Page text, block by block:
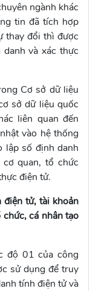
ngành khác
tin đã tích hợp
thay đổi thì được
và xác thực
Cơ sở dữ liệu
sở dữ liệu quốc
liên quan đến
vào hệ thống
lập số định danh
quan, tổ chức
điện tử.
tử, tài khoản
cá nhân tạo
độ 01 của công
sử dụng để truy
tính điện tử và